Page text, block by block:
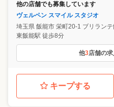
他の店舗でも募集しています
ヴェルペン スマイル スタジオ
埼玉県 飯能市 栄町20-1 ブリラン
東飯能駅 徒歩8分
他3店舗の
キープする